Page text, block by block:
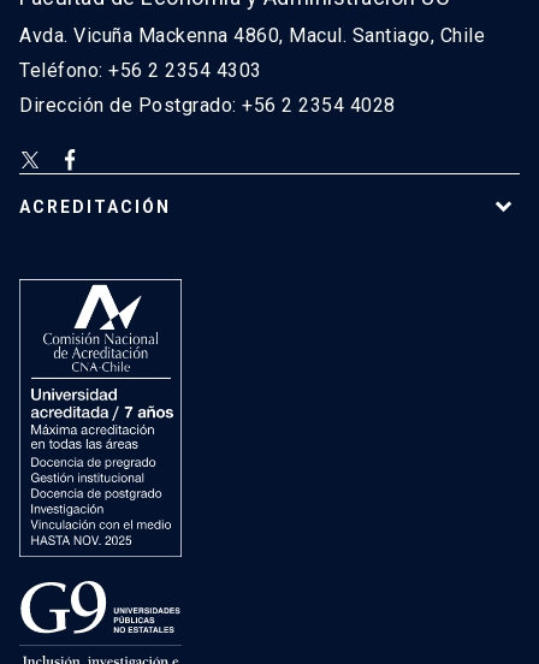
Avda. Vicuña Mackenna 4860, Macul. Santiago, Chile
Teléfono: +56 2 2354 4303
Dirección de Postgrado: +56 2 2354 4028
ACREDITACIÓN